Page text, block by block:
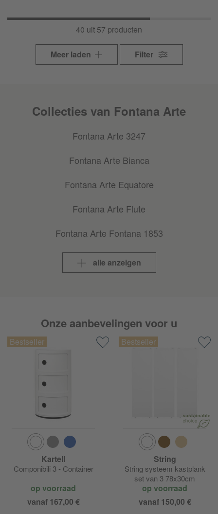
40 uit 57 producten
Meer laden Filter
Collecties van Fontana Arte
Fontana Arte 3247
Fontana Arte Bianca
Fontana Arte Equatore
Fontana Arte Flute
Fontana Arte Fontana 1853
Fontana Arte Naska
Fontana Arte Tavolo Con Ruote
alle anzeigen
Onze aanbevelingen voor u
Kartell
Componibili 3 - Container
op voorraad
vanaf 167,00 €
String
String systeem kastplank
set van 3 78x30cm
op voorraad
vanaf 150,00 €